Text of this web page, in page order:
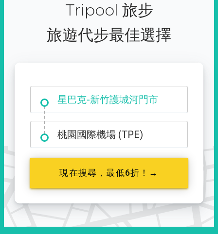
Tripool 旅步
旅遊代步最佳選擇
大霸尖山登山口
桃園國際機場 (TPE)
現在搜尋，最低6折！→